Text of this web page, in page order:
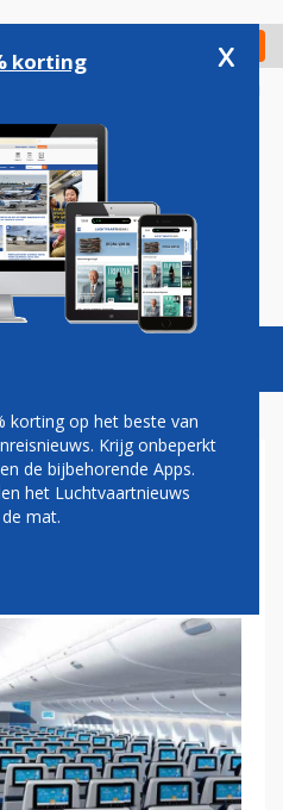
Check in
Vacatures
KLM-
MEER
korting x
korting op het beste van
Krijg onbeperkt
de bijbehorende Apps.
het Luchtvaartnieuws
mat.